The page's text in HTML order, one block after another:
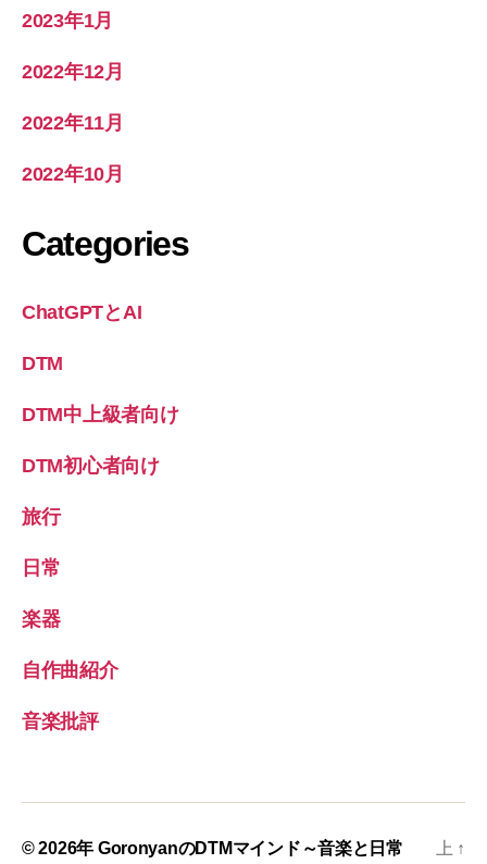
2023年1月
2022年12月
2022年11月
2022年10月
Categories
ChatGPTとAI
DTM
DTM中上級者向け
DTM初心者向け
旅行
日常
楽器
自作曲紹介
音楽批評
© 2026年 GoronyanのDTMマインド～音楽と日常 上 ↑